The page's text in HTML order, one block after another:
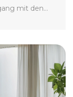
mit den
kann.